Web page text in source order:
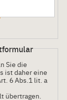
Sie die
ist daher eine
6 Abs.1 lit. a
übertragen.